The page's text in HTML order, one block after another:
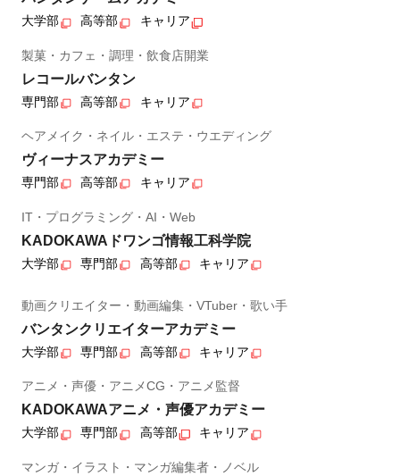
大学部 高等部 キャリア
製菓・カフェ・調理・飲食店開業
レコールバンタン
専門部 高等部 キャリア
ヘアメイク・ネイル・エステ・ウエディング
ヴィーナスアカデミー
専門部 高等部 キャリア
IT・プログラミング・AI・Web
KADOKAWAドワンゴ情報工科学院
大学部 専門部 高等部 キャリア
動画クリエイター・動画編集・VTuber・歌い手
バンタンクリエイターアカデミー
大学部 専門部 高等部 キャリア
アニメ・声優・アニメCG・アニメ監督
KADOKAWAアニメ・声優アカデミー
大学部 専門部 高等部 キャリア
マンガ・イラスト・マンガ編集者・ノベル